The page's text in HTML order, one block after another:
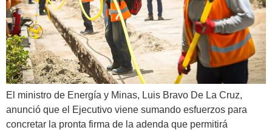
El ministro de Energía y Minas, Luis Bravo De La Cruz,
anunció que el Ejecutivo viene sumando esfuerzos para
concretar la pronta firma de la adenda que permitirá